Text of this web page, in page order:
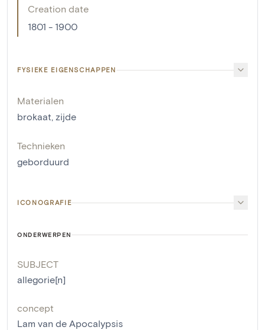
Creation date
1801 - 1900
FYSIEKE EIGENSCHAPPEN
Materialen
brokaat, zijde
Technieken
geborduurd
ICONOGRAFIE
ONDERWERPEN
SUBJECT
allegorie[n]
concept
Lam van de Apocalypsis